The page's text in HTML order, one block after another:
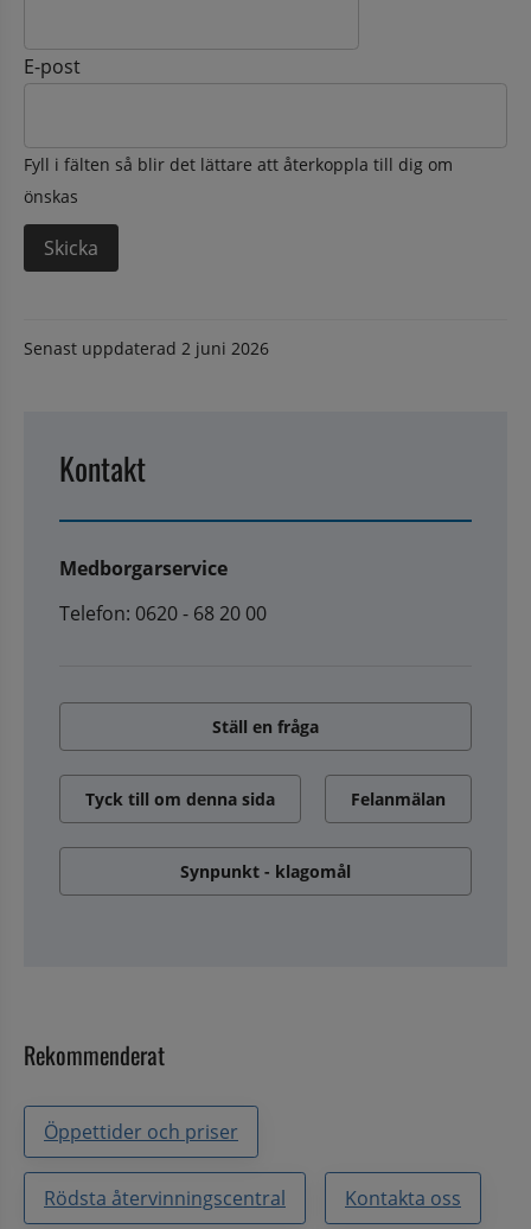
E-post
Fyll i fälten så blir det lättare att återkoppla till dig om
önskas
Senast uppdaterad 2 juni 2026
Kontakt
Medborgarservice
Telefon: 0620 - 68 20 00
Ställ en fråga
Tyck till om denna sida Felanmälan
Synpunkt - klagomål
Rekommenderat
Öppettider och priser
Rödsta återvinningscentral Kontakta oss